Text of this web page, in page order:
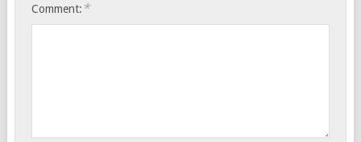
Comment: *